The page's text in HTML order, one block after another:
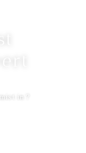
in ?